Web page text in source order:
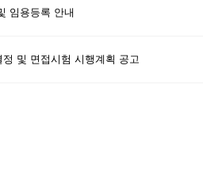
임용등록 안내
및 면접시험 시행계획 공고